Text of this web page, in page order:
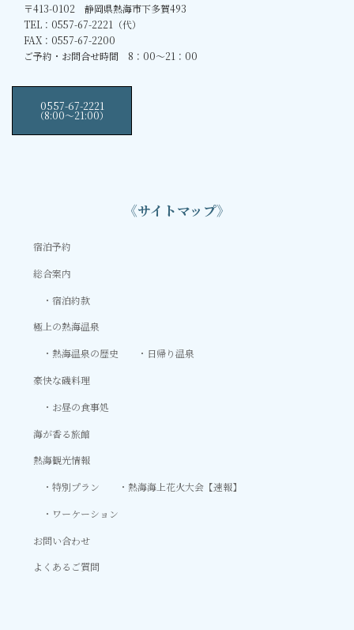
〒413-0102 静岡県熱海市下多賀493
TEL：0557-67-2221（代）
FAX：0557-67-2200
ご予約・お問合せ時間 8：00～21：00
0557-67-2221
（8:00〜21:00）
《サイトマップ》
宿泊予約
総合案内
宿泊約款
極上の熱海温泉
熱海温泉の歴史
日帰り温泉
豪快な磯料理
お昼の食事処
海が香る旅館
熱海観光情報
特別プラン
熱海海上花火大会【速報】
ワーケーション
お問い合わせ
よくあるご質問